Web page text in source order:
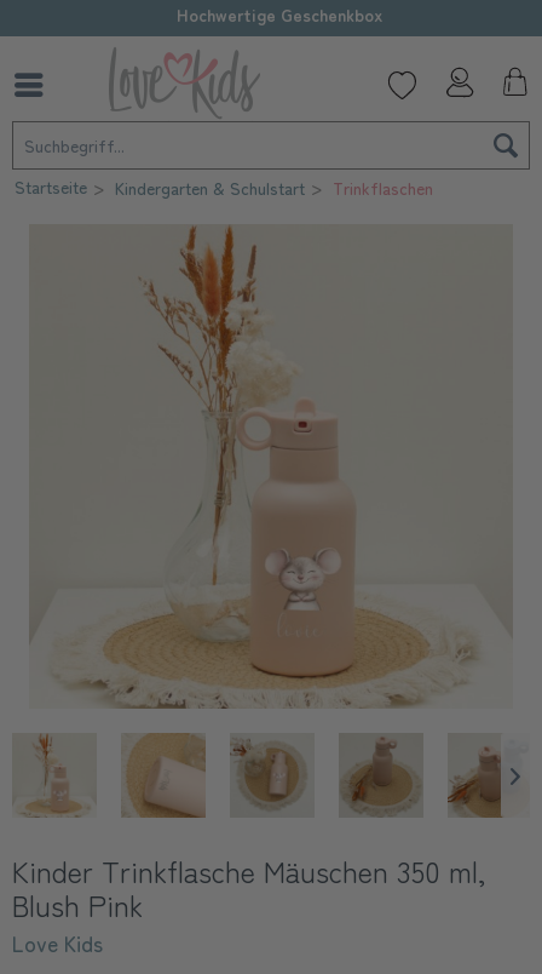
Hochwertige Geschenkbox
Startseite Kindergarten & Schulstart Trinkflaschen
Kinder Trinkflasche Mäuschen 350 ml,
Blush Pink
Love Kids